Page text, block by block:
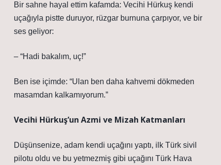
Bir sahne hayal ettim kafamda: Vecihi Hürkuş kendi
uçağıyla pistte duruyor, rüzgar burnuna çarpıyor, ve bir
ses geliyor:
– “Hadi bakalım, uç!”
Ben ise içimde: “Ulan ben daha kahvemi dökmeden
masamdan kalkamıyorum.”
Vecihi Hürkuş’un Azmi ve Mizah Katmanları
Düşünsenize, adam kendi uçağını yaptı, ilk Türk sivil
pilotu oldu ve bu yetmezmiş gibi uçağını Türk Hava